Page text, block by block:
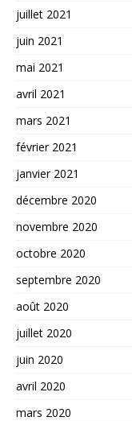
juillet 2021
juin 2021
mai 2021
avril 2021
mars 2021
février 2021
janvier 2021
décembre 2020
novembre 2020
octobre 2020
septembre 2020
août 2020
juillet 2020
juin 2020
avril 2020
mars 2020